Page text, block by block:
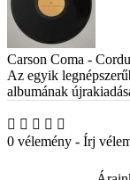
Carson Coma -
Az egyik
albumának
0 vélemény - Írj